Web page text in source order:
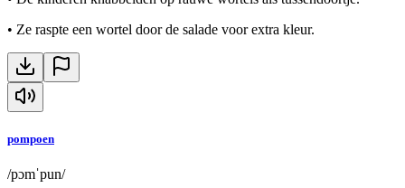
• Ze raspte een wortel door de salade voor extra kleur.
pompoen
/pɔmˈpun/